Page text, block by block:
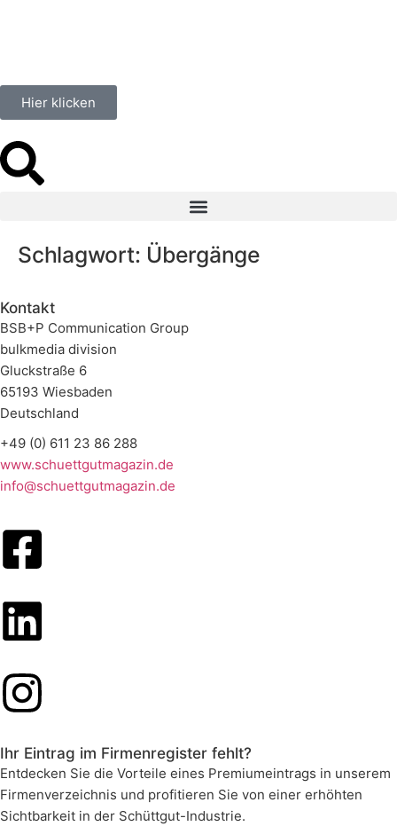
Hier klicken
Schlagwort: Übergänge
Kontakt
BSB+P Communication Group
bulkmedia division
Gluckstraße 6
65193 Wiesbaden
Deutschland
+49 (0) 611 23 86 288
www.schuettgutmagazin.de
info@schuettgutmagazin.de
Ihr Eintrag im Firmenregister fehlt?
Entdecken Sie die Vorteile eines Premiumeintrags in unserem
Firmenverzeichnis und profitieren Sie von einer erhöhten
Sichtbarkeit in der Schüttgut-Industrie.